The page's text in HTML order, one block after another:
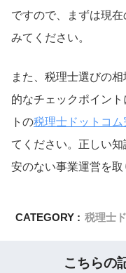
ですので、まずは現
みてください。
また、税理士選びの
的なチェックポイン
トの税理士ドットコ
てください。正しい
安のない事業運営を取
CATEGORY : 税理士
こちらの